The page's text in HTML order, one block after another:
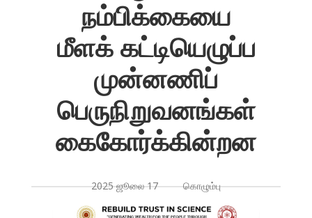
நம்பிக்கையை
மீளக் கட்டியெழுப்ப
முன்னணிப்
பெருநிறுவனங்கள்
கைகோர்க்கின்றன
2025 ஜூலை 17 கொழும்பு